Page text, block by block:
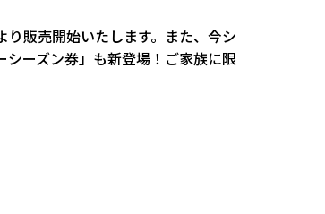
販売開始いたします。また、今シ
ーズン券」も新登場！ご家族に限